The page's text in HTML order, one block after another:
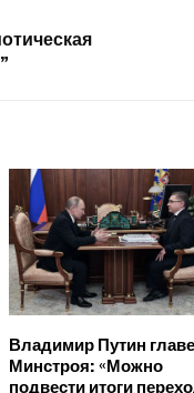
Владимир Путин главе
Минстроя: «Можно
подвести итоги